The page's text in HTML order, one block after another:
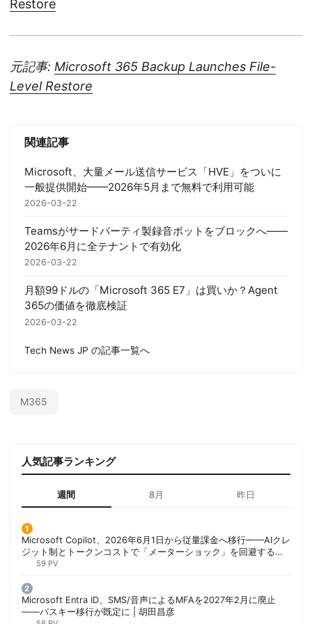
Restore
元記事: Microsoft 365 Backup Launches File-
Level Restore
関連記事
Microsoft、大量メール送信サービス「HVE」をついに
一般提供開始——2026年5月まで無料で利用可能
2026-03-22
Teamsがサードパーティ製録音ボットをブロックへ——
2026年6月に全テナントで有効化
2026-03-22
月額99ドルの「Microsoft 365 E7」は買いか？Agent
365の価値を徹底検証
2026-03-22
Tech News JP の記事一覧へ
M365
人気記事ランキング
週間 8月 昨日
Microsoft Copilot、2026年6月1日から従量課金へ移行——AIクレ
ジット制とトークンコストで「メーターショック」を回避する方
法 | 胡田昌彦
59 PV
Microsoft Entra ID、SMS/音声によるMFAを2027年2月に廃止
——パスキー移行が既定に | 胡田昌彦